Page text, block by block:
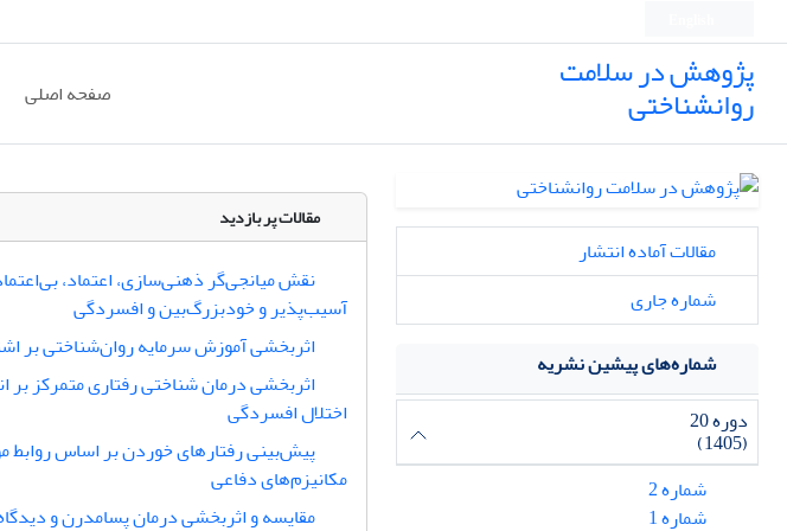
پژوهش در سلامت
روانشناختی صفحه اصلی
مقالات پر بازدید
نقش میانجی‌گر ذهنی‌سازی، اعتماد،
آسیب‌پذیر و خودبزرگ‌بین و افسردگی
اثربخشی آموزش سرمایه روان‌شناختی بر
اثربخشی درمان شناختی رفتاری متمرکز بر
اختلال افسردگی
پیش‌بینی رفتارهای خوردن بر اساس
مکانیزم‌های دفاعی
مقایسه و اثربخشی درمان پسامدرن و
مقالات آماده انتشار
شماره جاری
شماره‌های پیشین نشریه
دوره 20
(1405)
شماره 2
شماره 1